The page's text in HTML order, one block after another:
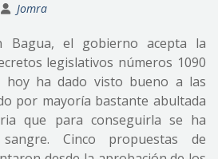
Jomra
Bagua, el gobierno acepta la
legislativos números 1090
hoy ha dado visto bueno a las
por mayoría bastante abultada
que para conseguirla se ha
Cinco propuestas de